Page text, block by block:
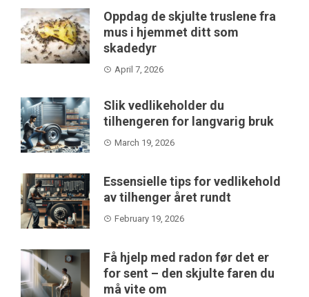
Oppdag de skjulte truslene fra
mus i hjemmet ditt som
skadedyr
April 7, 2026
Slik vedlikeholder du
tilhengeren for langvarig bruk
March 19, 2026
Essensielle tips for vedlikehold
av tilhenger året rundt
February 19, 2026
Få hjelp med radon før det er
for sent – den skjulte faren du
må vite om